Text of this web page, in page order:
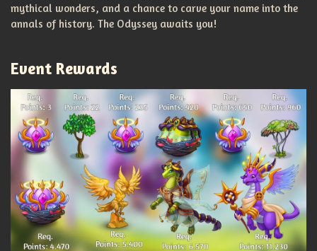
mythical wonders, and a chance to carve your name into the
annals of history. The Odyssey awaits you!
Event Rewards